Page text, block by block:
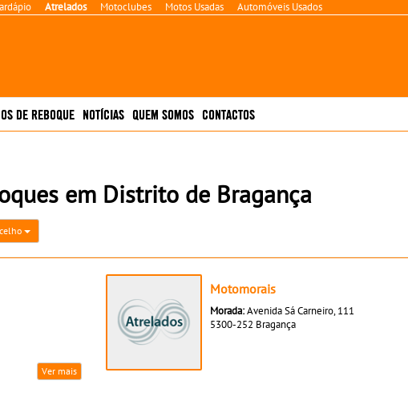
Atrelados Motoclubes Motos Usadas Automóveis Usados
DE REBOQUE NOTÍCIAS QUEM SOMOS CONTACTOS
em Distrito de Bragança
Ver mais
Motomorais
Morada:Avenida Sá Carneiro, 111
5300-252 Bragança